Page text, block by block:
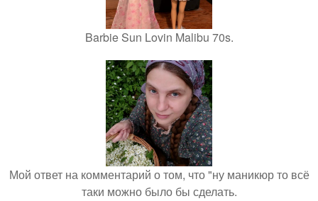
Barbie Sun Lovin Malibu 70s.
Мой ответ на комментарий о том, что "ну маникюр то всё
таки можно было бы сделать.